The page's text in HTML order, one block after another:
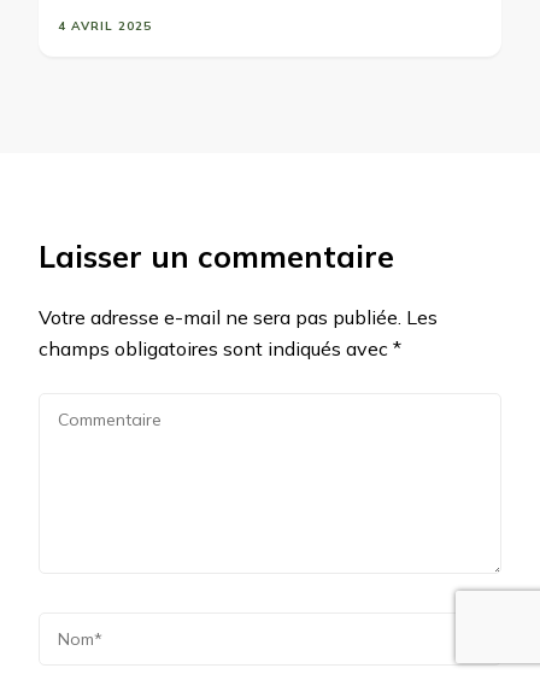
4 AVRIL 2025
Laisser un commentaire
Votre adresse e-mail ne sera pas publiée. Les
champs obligatoires sont indiqués avec *